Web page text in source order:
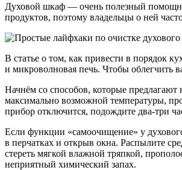
Духовой шкаф — очень полезный
продуктов, поэтому владельцы о ней
В статье о том, как привести в порядок
и микроволновая печь. Чтобы облегчить
Начнём со способов, которые
максимально возможной температуры,
прибор отключится, подождите два-три
Если функции «самоочищение» у
в перчатках и открыв окна. Распылите
стереть мягкой влажной тряпкой,
неприятный химический запах.